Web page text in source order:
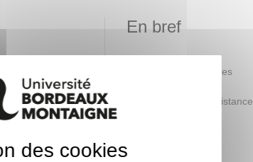
En bref
Mobilité d'études
Accessible à distance
des cookies